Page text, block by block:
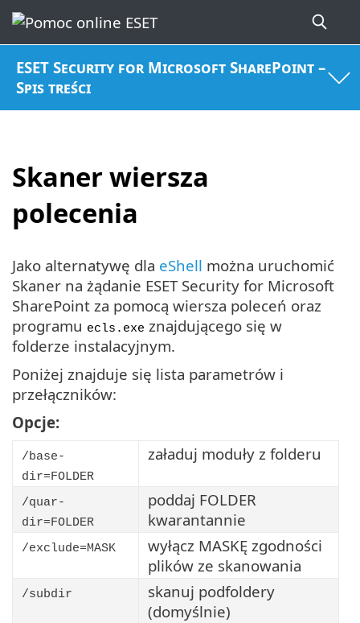
ESET Security for Microsoft SharePoint –
Spis treści
Skaner wiersza
polecenia
Jako alternatywę dla eShell można uruchomić
Skaner na żądanie ESET Security for Microsoft
SharePoint za pomocą wiersza poleceń oraz
programu ecls.exe znajdującego się w
folderze instalacyjnym.
Poniżej znajduje się lista parametrów i
przełączników:
Opcje:
/base-
dir=FOLDER
załaduj moduły z folderu
/quar-
dir=FOLDER
poddaj FOLDER
kwarantannie
/exclude=MASK
wyłącz MASKĘ zgodności
plików ze skanowania
/subdir
skanuj podfoldery
(domyślnie)